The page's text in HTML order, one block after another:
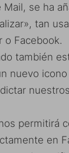
Mail, se ha
tan
o Facebook.
también
nuevo
permitirá
en